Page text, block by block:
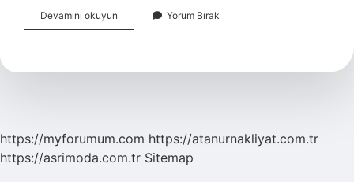
Devamını okuyun
Ne
Yorum Bırak
https://myforumum.com https://atanurnakliyat.com.tr
https://asrimoda.com.tr Sitemap